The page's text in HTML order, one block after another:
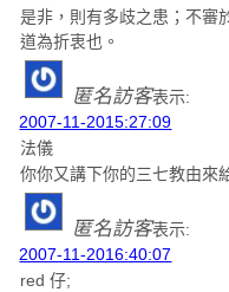
是非，則有多歧之患；不審
道為折衷也。
匿名訪客表示:
2007-11-2015:27:09
法儀
你你又講下你的三七教由來
匿名訪客表示:
2007-11-2016:40:07
red 仔;